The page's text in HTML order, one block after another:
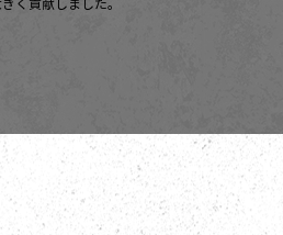
く貢献しました。